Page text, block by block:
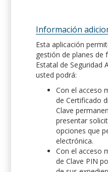
Información
Esta aplicación
gestión de planes de
Estatal de Seguridad
usted podrá:
Con el acceso
de Certificado
Clave
presentar
opciones que
electrónica.
Con el acceso
de Clave PIN